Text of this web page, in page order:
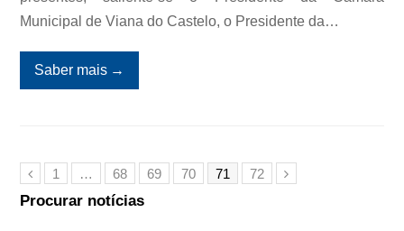
Municipal de Viana do Castelo, o Presidente da…
Saber mais →
1 … 68 69 70 71 72
Procurar notícias